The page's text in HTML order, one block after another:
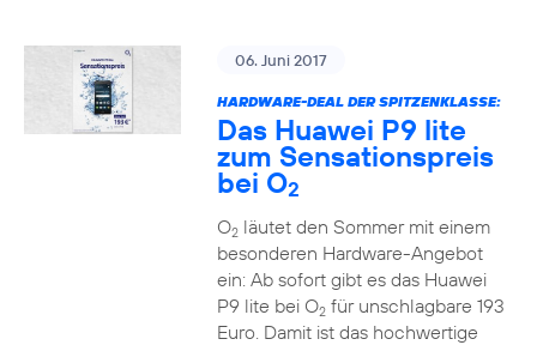
06. Juni 2017
HARDWARE-DEAL DER SPITZENKLASSE:
Das Huawei P9 lite
zum Sensationspreis
bei O2
O2läutet den Sommer mit einem
besonderen Hardware-Angebot
ein: Ab sofort gibt es das Huawei
P9 lite bei O2für unschlagbare 193
Euro. Damit ist das hochwertige